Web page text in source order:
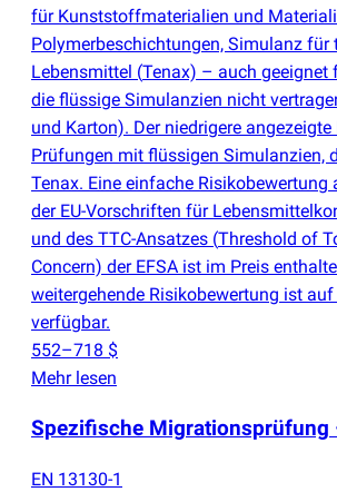
für Kunststoffmaterialien und
Polymerbeschichtungen, Simulanz für
Lebensmittel (Tenax) – auch geeignet
die flüssige Simulanzien nicht
und Karton). Der niedrigere
Prüfungen mit flüssigen Simulanzien,
Tenax. Eine einfache Risikobewertung
der EU-Vorschriften für
und des TTC-Ansatzes (Threshold of
Concern) der EFSA ist im Preis
weitergehende Risikobewertung ist
verfügbar.
552–718 $
Mehr lesen
Spezifische Migrationsprüfung
EN 13130-1